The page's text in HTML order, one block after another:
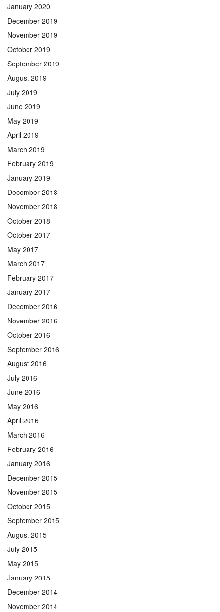
January 2020
December 2019
November 2019
October 2019
September 2019
August 2019
July 2019
June 2019
May 2019
April 2019
March 2019
February 2019
January 2019
December 2018
November 2018
October 2018
October 2017
May 2017
March 2017
February 2017
January 2017
December 2016
November 2016
October 2016
September 2016
August 2016
July 2016
June 2016
May 2016
April 2016
March 2016
February 2016
January 2016
December 2015
November 2015
October 2015
September 2015
August 2015
July 2015
May 2015
January 2015
December 2014
November 2014